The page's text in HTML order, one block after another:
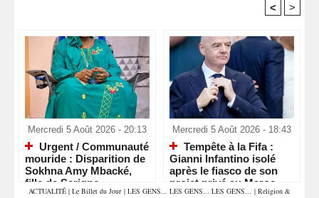
< >
Mercredi 5 Août 2026 - 20:13
Urgent / Communauté
mouride : Disparition de
Sokhna Amy Mbacké,
fille de Serigne
Mountakha Mbacké
Mercredi 5 Août 2026 - 18:43
Tempête à la Fifa :
Gianni Infantino isolé
après le fiasco de son
projet privé au Maroc
ACTUALITÉ | Le Billet du Jour | LES GENS... LES GENS... LES GENS... | Religion &